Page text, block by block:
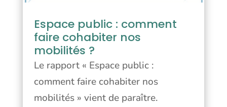
Espace public : comment
faire cohabiter nos
mobilités ?
Le rapport « Espace public :
comment faire cohabiter nos
mobilités » vient de paraître.